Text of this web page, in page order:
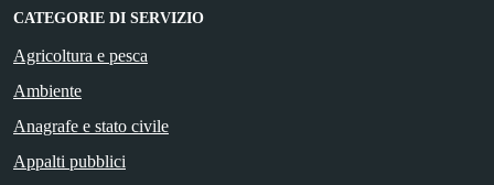
CATEGORIE DI SERVIZIO
Agricoltura e pesca
Ambiente
Anagrafe e stato civile
Appalti pubblici